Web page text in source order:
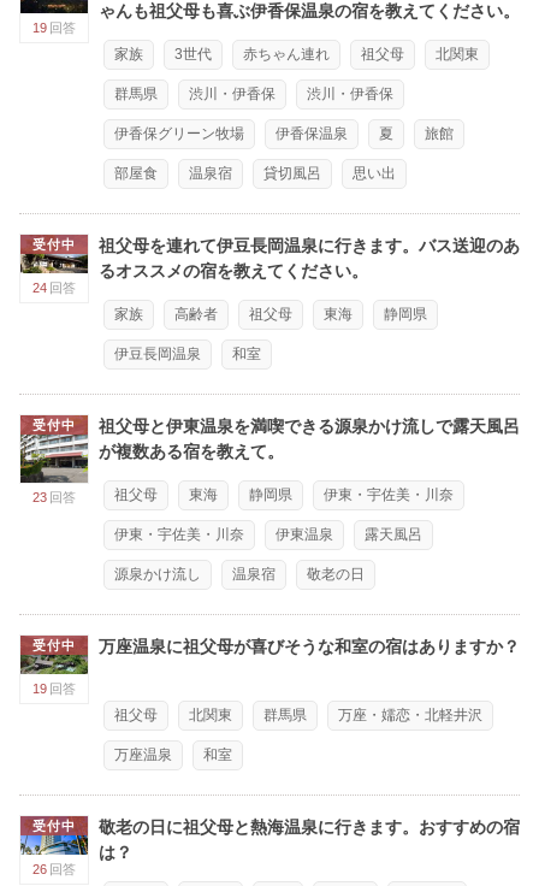
19 回答
ゃんも祖父母も喜ぶ伊香保温泉の宿を教えてください。
家族 3世代 赤ちゃん連れ 祖父母 北関東
群馬県 渋川・伊香保 渋川・伊香保
伊香保グリーン牧場 伊香保温泉 夏 旅館
部屋食 温泉宿 貸切風呂 思い出
受付中
24 回答
祖父母を連れて伊豆長岡温泉に行きます。バス送迎のあ
るオススメの宿を教えてください。
家族 高齢者 祖父母 東海 静岡県
伊豆長岡温泉 和室
受付中
23 回答
祖父母と伊東温泉を満喫できる源泉かけ流しで露天風呂
が複数ある宿を教えて。
祖父母 東海 静岡県 伊東・宇佐美・川奈
伊東・宇佐美・川奈 伊東温泉 露天風呂
源泉かけ流し 温泉宿 敬老の日
受付中
19 回答
万座温泉に祖父母が喜びそうな和室の宿はありますか？
祖父母 北関東 群馬県 万座・嬬恋・北軽井沢
万座温泉 和室
受付中
26 回答
敬老の日に祖父母と熱海温泉に行きます。おすすめの宿
は？